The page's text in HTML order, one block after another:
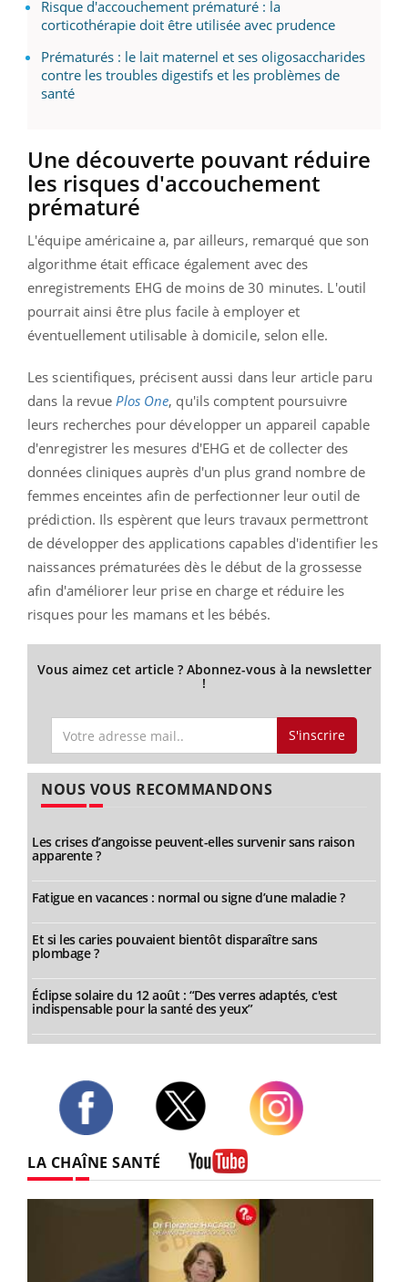
Risque d'accouchement prématuré : la
corticothérapie doit être utilisée avec prudence
Prématurés : le lait maternel et ses oligosaccharides
contre les troubles digestifs et les problèmes de
santé
Une découverte pouvant réduire
les risques d'accouchement
prématuré
L'équipe américaine a, par ailleurs, remarqué que son
algorithme était efficace également avec des
enregistrements EHG de moins de 30 minutes. L'outil
pourrait ainsi être plus facile à employer et
éventuellement utilisable à domicile, selon elle.
Les scientifiques, précisent aussi dans leur article paru
dans la revue Plos One, qu'ils comptent poursuivre
leurs recherches pour développer un appareil capable
d'enregistrer les mesures d'EHG et de collecter des
données cliniques auprès d'un plus grand nombre de
femmes enceintes afin de perfectionner leur outil de
prédiction. Ils espèrent que leurs travaux permettront
de développer des applications capables d'identifier les
naissances prématurées dès le début de la grossesse
afin d'améliorer leur prise en charge et réduire les
risques pour les mamans et les bébés.
Vous aimez cet article ? Abonnez-vous à la newsletter
!
S'inscrire
NOUS VOUS RECOMMANDONS
Les crises d’angoisse peuvent-elles survenir sans raison
apparente ?
Fatigue en vacances : normal ou signe d’une maladie ?
Et si les caries pouvaient bientôt disparaître sans
plombage ?
Éclipse solaire du 12 août : “Des verres adaptés, c'est
indispensable pour la santé des yeux”
LA CHAÎNE SANTÉ